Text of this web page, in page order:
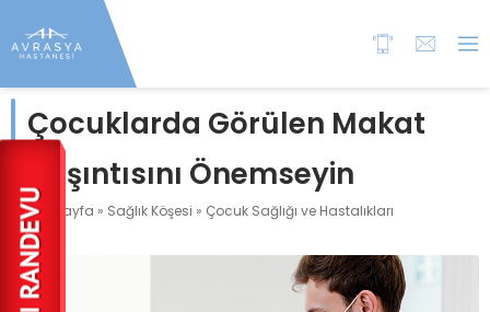
Çocuklarda Görülen Makat
Kaşıntısını Önemseyin
Anasayfa » Sağlık Köşesi » Çocuk Sağlığı ve Hastalıkları